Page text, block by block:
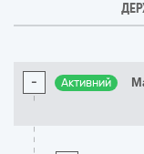
- Активний